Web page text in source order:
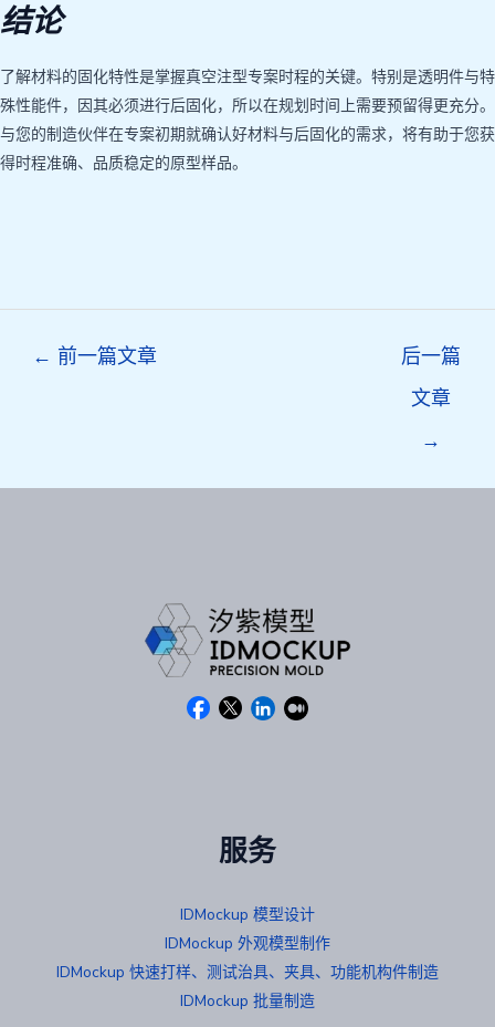
结论
了解材料的固化特性是掌握真空注型专案时程的关键。特别是透明件与特
殊性能件，因其必须进行后固化，所以在规划时间上需要预留得更充分。
与您的制造伙伴在专案初期就确认好材料与后固化的需求，将有助于您获
得时程准确、品质稳定的原型样品。
← 前一篇文章
后一篇
文章
→
服务
IDMockup 模型设计
IDMockup 外观模型制作
IDMockup 快速打样、测试治具、夹具、功能机构件制造
IDMockup 批量制造